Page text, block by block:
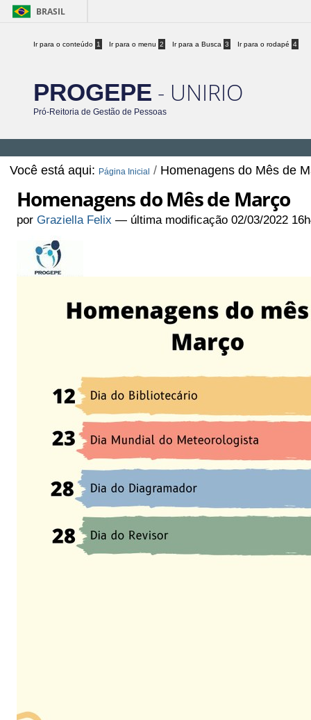
BRASIL
Ir para o conteúdo 1 Ir para o menu 2 Ir para a Busca 3 Ir para o rodapé 4
PROGEPE - UNIRIO
Pró-Reitoria de Gestão de Pessoas
Você está aqui: Página Inicial / Homenagens do Mês de
Homenagens do Mês de Março
porGraziella Felix — última modificação 02/03/2022